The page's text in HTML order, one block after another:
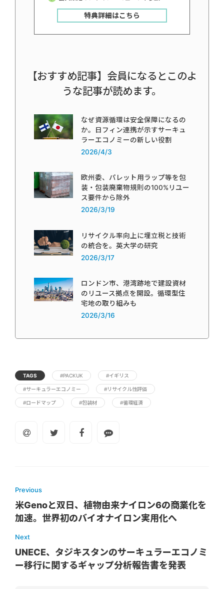
特典詳細はこちら
【おすすめ記事】会員になるとこのよ
うな記事が読めます。
なぜ資源循環は安全保障になるの
か。日フィン連携が示すサーキュ
ラーエコノミーの新しい役割
2026/4/3
欧州委、パレット用ラップ等を包
装・包装廃棄物規則の100%リユー
ス要件から除外
2026/3/19
リサイクル率向上に埋立税と技術
の統合を。英大学の研究
2026/3/17
ロンドン市、港湾跡地で建設資材
のリユース拠点を開設。循環型住
宅地の取り組みも
2026/3/16
TAGS #PACKUK #イギリス
#サーキュラーエコノミー #リサイクル性評価
#ロードマップ #包装材 #循環経済
Previous
米Genoと双日、植物由来ナイロン6の商業化を
加速。世界初のバイオナイロン実用化へ
Next
UNECE、タジキスタンのサーキュラーエコノミ
ー移行に関するギャップ分析報告書を発表